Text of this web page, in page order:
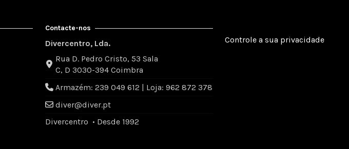
Contacte-nos
Divercentro, Lda.
Rua D. Pedro Cristo, 53 Sala
C, D 3030-394 Coimbra
Armazém: 239 049 612 | Loja: 962 872 378
diver@diver.pt
Divercentro • Desde 1992
Controle a sua privacidade